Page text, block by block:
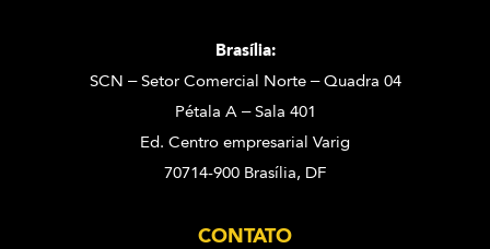
Brasília:
SCN – Setor Comercial Norte – Quadra 04
Pétala A – Sala 401
Ed. Centro empresarial Varig
70714-900 Brasília, DF
CONTATO